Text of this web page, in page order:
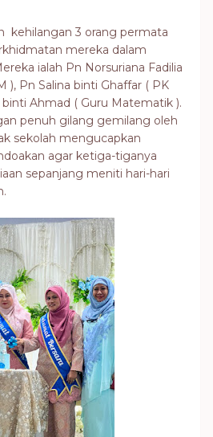
kehilangan 3 orang permata
mereka dalam
ialah Pn Norsuriana Fadilia
), Pn Salina binti Ghaffar ( PK
binti Ahmad ( Guru Matematik ).
penuh gilang gemilang oleh
sekolah mengucapkan
agar ketiga-tiganya
sepanjang meniti hari-hari